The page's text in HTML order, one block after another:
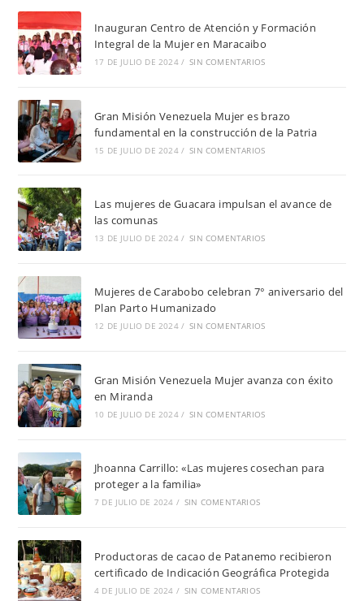
Inauguran Centro de Atención y Formación
Integral de la Mujer en Maracaibo
17 DE JULIO DE 2024 / SIN COMENTARIOS
Gran Misión Venezuela Mujer es brazo
fundamental en la construcción de la Patria
15 DE JULIO DE 2024 / SIN COMENTARIOS
Las mujeres de Guacara impulsan el avance de
las comunas
13 DE JULIO DE 2024 / SIN COMENTARIOS
Mujeres de Carabobo celebran 7° aniversario del
Plan Parto Humanizado
12 DE JULIO DE 2024 / SIN COMENTARIOS
Gran Misión Venezuela Mujer avanza con éxito
en Miranda
10 DE JULIO DE 2024 / SIN COMENTARIOS
Jhoanna Carrillo: «Las mujeres cosechan para
proteger a la familia»
7 DE JULIO DE 2024 / SIN COMENTARIOS
Productoras de cacao de Patanemo recibieron
certificado de Indicación Geográfica Protegida
4 DE JULIO DE 2024 / SIN COMENTARIOS